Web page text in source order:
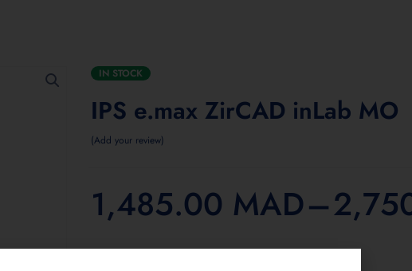
IN STOCK
IPS e.max ZirCAD inLab MO
Add your review
1,485.00 MAD–
Taille